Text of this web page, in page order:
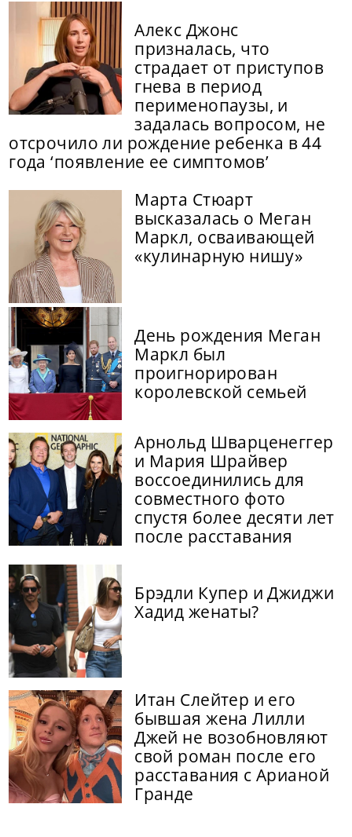
Алекс Джонс
призналась, что
страдает от приступов
гнева в период
перименопаузы, и
задалась вопросом, не
отсрочило ли рождение ребенка в 44
года ‘появление ее симптомов’
Марта Стюарт
высказалась о Меган
Маркл, осваивающей
«кулинарную нишу»
День рождения Меган
Маркл был
проигнорирован
королевской семьей
Арнольд Шварценеггер
и Мария Шрайвер
воссоединились для
совместного фото
спустя более десяти лет
после расставания
Брэдли Купер и Джиджи
Хадид женаты?
Итан Слейтер и его
бывшая жена Лилли
Джей не возобновляют
свой роман после его
расставания с Арианой
Гранде